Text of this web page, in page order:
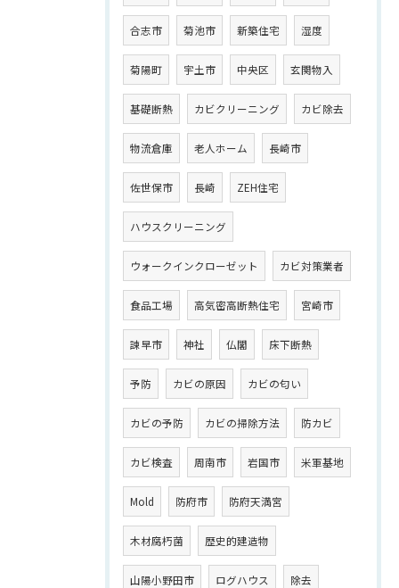
合志市 菊池市 新築住宅 湿度
菊陽町 宇土市 中央区 玄関物入
基礎断熱 カビクリーニング カビ除去
物流倉庫 老人ホーム 長崎市
佐世保市 長崎 ZEH住宅
ハウスクリーニング
ウォークインクローゼット カビ対策業者
食品工場 高気密高断熱住宅 宮崎市
諫早市 神社 仏閣 床下断熱
予防 カビの原因 カビの匂い
カビの予防 カビの掃除方法 防カビ
カビ検査 周南市 岩国市 米軍基地
Mold 防府市 防府天満宮
木材腐朽菌 歴史的建造物
山陽小野田市 ログハウス 除去